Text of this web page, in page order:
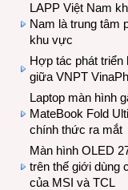
LAPP Việt Nam
Nam là trung tâm
khu vực
Hợp tác phát triển
giữa VNPT
Laptop màn hình
MateBook Fold
chính thức ra mắt
Màn hình OLED
trên thế giới dùng
của MSI và TCL